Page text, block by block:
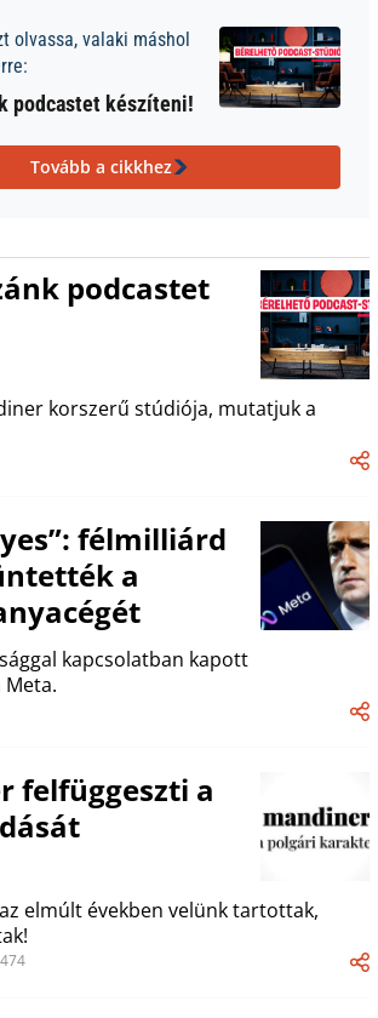
olvassa, valaki máshol
podcastet készíteni!
Tovább a cikkhez
podcastet
korszerű stúdiója, mutatjuk a
félmilliárd
a
kapcsolatban kapott
felfüggeszti a
elmúlt években velünk tartottak,
474